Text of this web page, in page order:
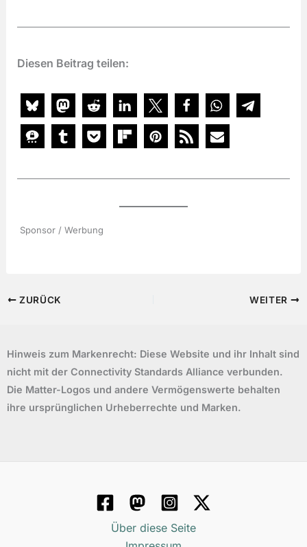
Diesen Beitrag teilen:
Sponsor / Werbung
ZURÜCK WEITER
Hinweis zum Markenrecht: Diese Website und ihr Inhalt sind
nicht mit der Connectivity Standards Alliance verbunden.
Die Matter-Logos und andere Vermögenswerte behalten
ihre ursprünglichen Urheberrechte und Marken.
Über diese Seite